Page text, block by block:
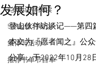
4岁起识字阅读
5岁起练习表达
集体与活动
推荐书单节目单
发展如何？
登山伙伴访谈记——第四
本文为『愿者闻之』公
分享，于2022年10月28